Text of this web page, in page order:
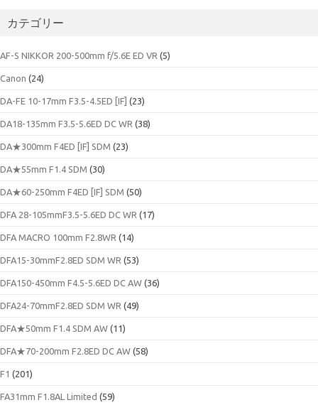
イカテゴリー
AF-S NIKKOR 200-500mm f/5.6E ED VR (5)
Canon (24)
DA-FE 10-17mm F3.5-4.5ED [IF] (23)
DA18-135mm F3.5-5.6ED DC WR (38)
DA★300mm F4ED [IF] SDM (23)
DA★55mm F1.4 SDM (30)
DA★60-250mm F4ED [IF] SDM (50)
DFA 28-105mmF3.5-5.6ED DC WR (17)
DFA MACRO 100mm F2.8WR (14)
DFA15-30mmF2.8ED SDM WR (53)
DFA150-450mm F4.5-5.6ED DC AW (36)
DFA24-70mmF2.8ED SDM WR (49)
DFA★50mm F1.4 SDM AW (11)
DFA★70-200mm F2.8ED DC AW (58)
F1 (201)
FA31mm F1.8AL Limited (59)